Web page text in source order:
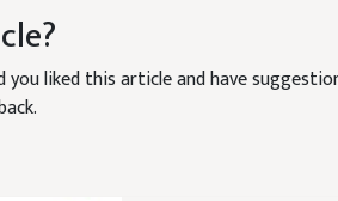
you liked this article and have